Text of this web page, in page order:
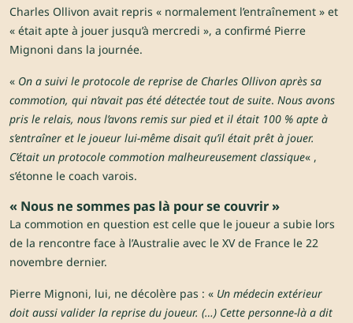
Charles Ollivon avait repris « normalement l’entraînement » et
« était apte à jouer jusqu’à mercredi », a confirmé Pierre
Mignoni dans la journée.
« On a suivi le protocole de reprise de Charles Ollivon après sa
commotion, qui n’avait pas été détectée tout de suite. Nous avons
pris le relais, nous l’avons remis sur pied et il était 100 % apte à
s’entraîner et le joueur lui-même disait qu’il était prêt à jouer.
C’était un protocole commotion malheureusement classique« ,
s’étonne le coach varois.
« Nous ne sommes pas là pour se couvrir »
La commotion en question est celle que le joueur a subie lors
de la rencontre face à l’Australie avec le XV de France le 22
novembre dernier.
Pierre Mignoni, lui, ne décolère pas : « Un médecin extérieur
doit aussi valider la reprise du joueur. (…) Cette personne-là a dit